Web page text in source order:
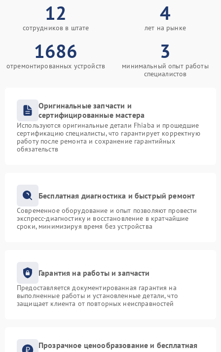
12
сотрудников в штате
4
лет на рынке
1686
отремонтированных устройств
3
минимальный опыт работы
специалистов
Оригинальные запчасти и
сертифицированные мастера
Используются оригинальные детали Fhiaba и прошедшие
сертификацию специалисты, что гарантирует корректную
работу после ремонта и сохранение гарантийных
обязательств
Бесплатная диагностика и быстрый ремонт
Современное оборудование и опыт позволяют провести
экспресс-диагностику и восстановление в кратчайшие
сроки, минимизируя время без устройства
Гарантия на работы и запчасти
Предоставляется документированная гарантия на
выполненные работы и установленные детали, что
защищает клиента от повторных неисправностей
Прозрачное ценообразование и бесплатная